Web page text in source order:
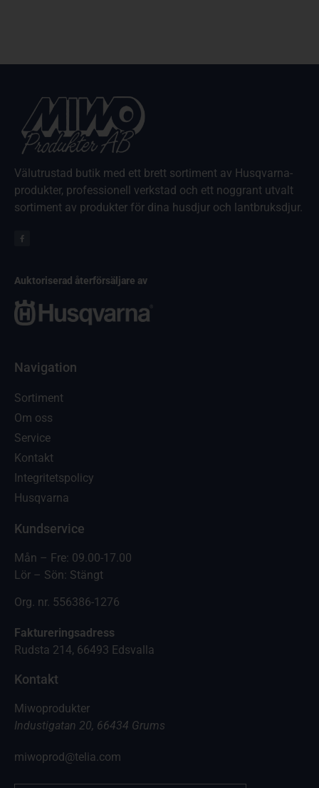
Välutrustad butik med ett brett sortiment av Husqvarna-
produkter, professionell verkstad och ett noggrant utvalt
sortiment av produkter för dina husdjur och lantbruksdjur.
Auktoriserad återförsäljare av
Navigation
Sortiment
Om oss
Service
Kontakt
Integritetspolicy
Husqvarna
Kundservice
Mån – Fre: 09.00-17.00
Lör – Sön: Stängt
Org. nr. 556386-1276
Faktureringsadress
Rudsta 214, 66493 Edsvalla
Kontakt
Miwoprodukter
Industigatan 20, 66434 Grums
miwoprod@telia.com